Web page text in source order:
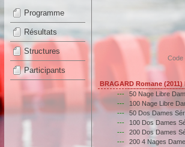
Programme
Résultats
Structures
Participants
Code
BRAGARD Romane (2011)
---
50 Nage Libre
--- 100 Nage Libre
--- 50 Dos Dames
--- 100 Dos Dames
--- 200 Dos Dames
--- 200 4 Nages